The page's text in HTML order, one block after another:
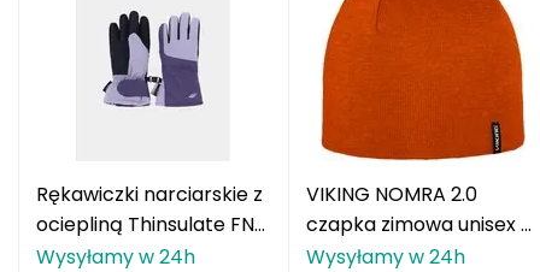
Milo
Rękawiczki narciarskie z
ociepliną Thinsulate FNK
U189 fioletowe
Wysyłamy w 24h
VIKING NOMRA 2.0
czapka zimowa unisex z
wełny merino
Wysyłamy w 24h